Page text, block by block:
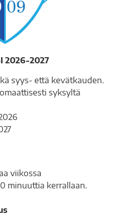
2026-2027
syys- että kevätkauden.
syksyltä
viikossa
minuuttia kerrallaan.